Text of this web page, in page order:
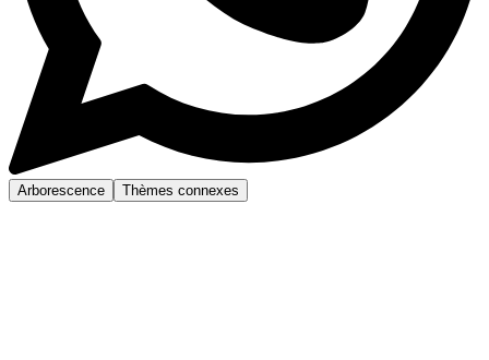
Arborescence Thèmes connexes